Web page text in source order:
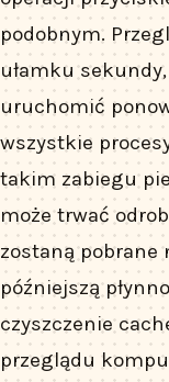
podobnym.
ułamku
uruchomić
wszystkie
takim zabiegu
może trwać
zostaną pobrane
późniejszą
czyszczenie
przeglądu